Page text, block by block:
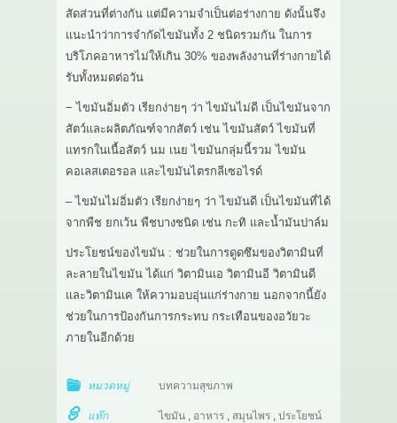
สัดส่วนที่ต่างกัน แต่มีความจำเป็นต่อร่างกาย ดังนั้นจึง
แนะนำว่าการจำกัดไขมันทั้ง 2 ชนิดรวมกัน ในการ
บริโภคอาหารไม่ให้เกิน 30% ของพลังงานที่ร่างกายได้
รับทั้งหมดต่อวัน
− ไขมันอิ่มตัว เรียกง่ายๆ ว่า ไขมันไม่ดี เป็นไขมันจาก
สัตว์และผลิตภัณฑ์จากสัตว์ เช่น ไขมันสัตว์ ไขมันที่
แทรกในเนื้อสัตว์ นม เนย ไขมันกลุ่มนี้รวม ไขมัน
คอเลสเตอรอล และไขมันไตรกลีเซอไรด์
– ไขมันไม่อิ่มตัว เรียกง่ายๆ ว่า ไขมันดี เป็นไขมันที่ได้
จากพืช ยกเว้น พืชบางชนิด เช่น กะทิ และน้ำมันปาล์ม
ประโยชน์ของไขมัน : ช่วยในการดูดซึมของวิตามินที่
ละลายในไขมัน ได้แก่ วิตามินเอ วิตามินอี วิตามินดี
และวิตามินเค ให้ความอบอุ่นแก่ร่างกาย นอกจากนี้ยัง
ช่วยในการป้องกันการกระทบ กระเทือนของอวัยวะ
ภายในอีกด้วย
หมวดหมู่ บทความสุขภาพ
แท๊ก ไขมัน , อาหาร , สมุนไพร , ประโยชน์